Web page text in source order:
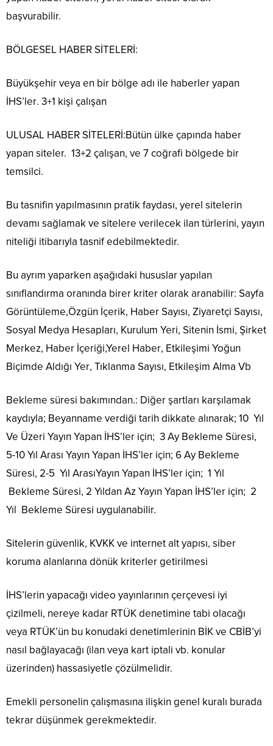
başvurabilir.
BÖLGESEL HABER SİTELERİ:
Büyükşehir veya en bir bölge adı ile haberler yapan
İHS’ler. 3+1 kişi çalışan
ULUSAL HABER SİTELERİ:Bütün ülke çapında haber
yapan siteler. 13+2 çalışan, ve 7 coğrafi bölgede bir
temsilci.
Bu tasnifin yapılmasının pratik faydası, yerel sitelerin
devamı sağlamak ve sitelere verilecek ilan türlerini, yayın
niteliği itibarıyla tasnif edebilmektedir.
Bu ayrım yaparken aşağıdaki hususlar yapılan
sınıflandırma oranında birer kriter olarak aranabilir: Sayfa
Görüntüleme,Özgün İçerik, Haber Sayısı, Ziyaretçi Sayısı,
Sosyal Medya Hesapları, Kurulum Yeri, Sitenin İsmi, Şirket
Merkez, Haber İçeriği,Yerel Haber, Etkileşimi Yoğun
Biçimde Aldığı Yer, Tıklanma Sayısı, Etkileşim Alma Vb
Bekleme süresi bakımından.: Diğer şartları karşılamak
kaydıyla; Beyanname verdiği tarih dikkate alınarak; 10 Yıl
Ve Üzeri Yayın Yapan İHS’ler için; 3 Ay Bekleme Süresi,
5-10 Yıl Arası Yayın Yapan İHS’ler için; 6 Ay Bekleme
Süresi, 2-5 Yıl ArasıYayın Yapan İHS’ler için; 1 Yıl
Bekleme Süresi, 2 Yıldan AzYayın Yapan İHS’ler için; 2
Yıl Bekleme Süresi uygulanabilir.
Sitelerin güvenlik, KVKK ve internet alt yapısı, siber
koruma alanlarına dönük kriterler getirilmesi
İHS’lerin yapacağı video yayınlarının çerçevesi iyi
çizilmeli, nereye kadar RTÜK denetimine tabi olacağı
veya RTÜK’ün bu konudaki denetimlerinin BİK ve CBİB’yi
nasıl bağlayacağı (ilan veya kart iptali vb. konular
üzerinden) hassasiyetle çözülmelidir.
Emekli personelin çalışmasına ilişkin genel kuralı burada
tekrar düşünmek gerekmektedir.